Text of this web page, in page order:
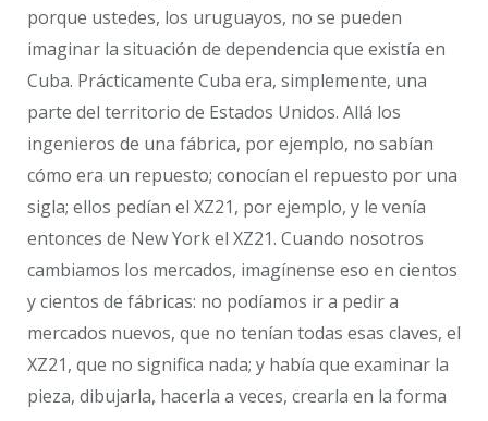
porque ustedes, los uruguayos, no se pueden
imaginar la situación de dependencia que existía en
Cuba. Prácticamente Cuba era, simplemente, una
parte del territorio de Estados Unidos. Allá los
ingenieros de una fábrica, por ejemplo, no sabían
cómo era un repuesto; conocían el repuesto por una
sigla; ellos pedían el XZ21, por ejemplo, y le venía
entonces de New York el XZ21. Cuando nosotros
cambiamos los mercados, imagínense eso en cientos
y cientos de fábricas: no podíamos ir a pedir a
mercados nuevos, que no tenían todas esas claves, el
XZ21, que no significa nada; y había que examinar la
pieza, dibujarla, hacerla a veces, crearla en la forma